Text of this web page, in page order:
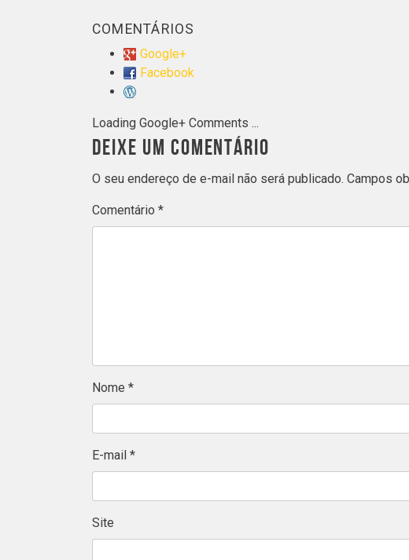
COMENTÁRIOS
Google+
Facebook
Loading Google+ Comments ...
DEIXE UM COMENTÁRIO
O seu endereço de e-mail não será publicado. Campos
Comentário *
Nome *
E-mail *
Site